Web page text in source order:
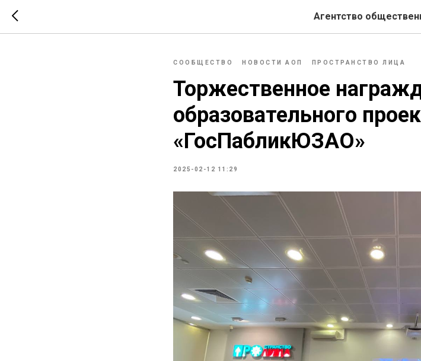
Агентство
СООБЩЕСТВО НОВОСТИ АОП ПРОСТРАНСТВО ЛИЦА
Торжественное
образовательного
«ГосПабликЮЗАО»
2025-02-12 11:29